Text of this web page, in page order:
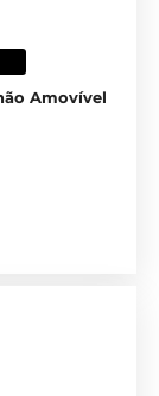
Amovível